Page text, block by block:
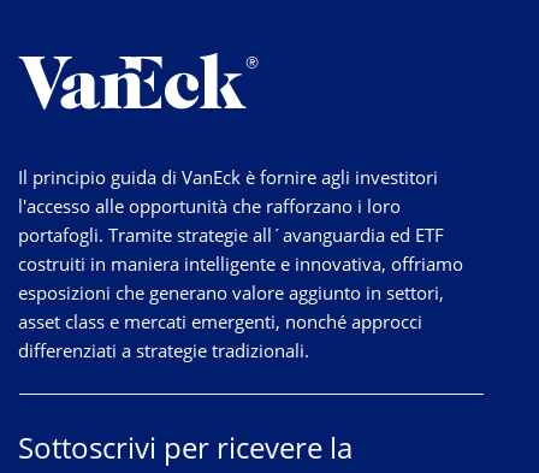
Il principio guida di VanEck è fornire agli investitori
l'accesso alle opportunità che rafforzano i loro
portafogli. Tramite strategie all´avanguardia ed ETF
costruiti in maniera intelligente e innovativa, offriamo
esposizioni che generano valore aggiunto in settori,
asset class e mercati emergenti, nonché approcci
differenziati a strategie tradizionali.
Sottoscrivi per ricevere la